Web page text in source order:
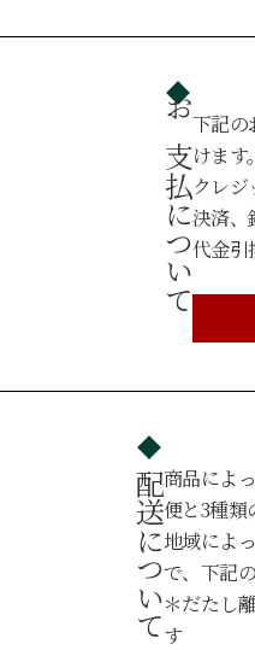
お支払について下記の
けます
クレ
決済、
代金引
配送について商品によ
便と3種類
地域によ
で、下記
＊だたし
す